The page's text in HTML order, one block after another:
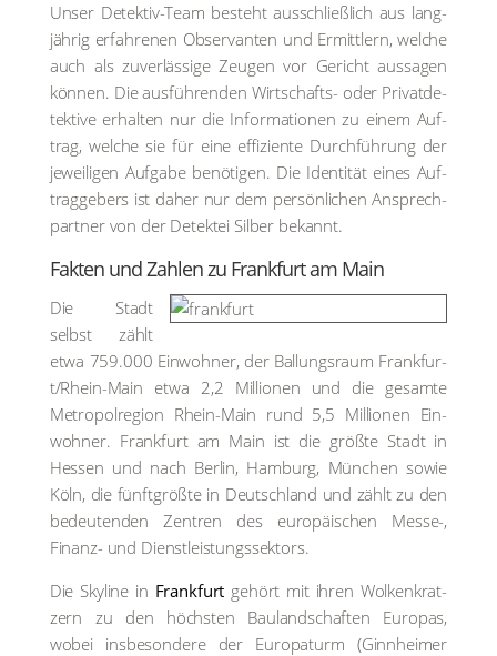
Unser Detek­tiv-Team besteht aus­schließ­lich aus lang­
jäh­rig erfah­re­nen Obser­van­ten und Ermitt­lern, wel­che
auch als zuver­läs­si­ge Zeu­gen vor Gericht aus­sa­gen
kön­nen. Die aus­füh­ren­den Wirt­schafts- oder Pri­vat­de­
tek­ti­ve erhal­ten nur die Infor­ma­tio­nen zu einem Auf­
trag, wel­che sie für eine effi­zi­en­te Durch­füh­rung der
jewei­li­gen Auf­ga­be benö­ti­gen. Die Iden­ti­tät eines Auf­
trag­ge­bers ist daher nur dem per­sön­li­chen Ansprech­
part­ner von der Detek­tei Sil­ber bekannt.
Fak­ten und Zah­len zu Frank­furt am Main
Die Stadt
selbst zählt
etwa 759.000 Ein­woh­ner, der Bal­lungs­raum Frank­fur­
t/Rhein-Main etwa 2,2 Mil­lio­nen und die gesam­te
Metro­pol­re­gi­on Rhein-Main rund 5,5 Mil­lio­nen Ein­
woh­ner. Frank­furt am Main ist die größ­te Stadt in
Hes­sen und nach Ber­lin, Ham­burg, Mün­chen sowie
Köln, die fünft­größ­te in Deutsch­land und zählt zu den
bedeu­ten­den Zen­tren des euro­päi­schen Mes­se-,
Finanz- und Dienst­leis­tungs­sek­tors.
Die Sky­line in Frank­furt gehört mit ihren Wol­ken­krat­
zern zu den höchs­ten Bau­land­schaf­ten Euro­pas,
wobei ins­be­son­de­re der Euro­pa­turm (Ginn­hei­mer